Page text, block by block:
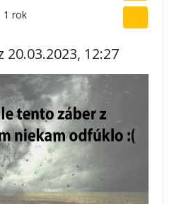
1 rok
12:27